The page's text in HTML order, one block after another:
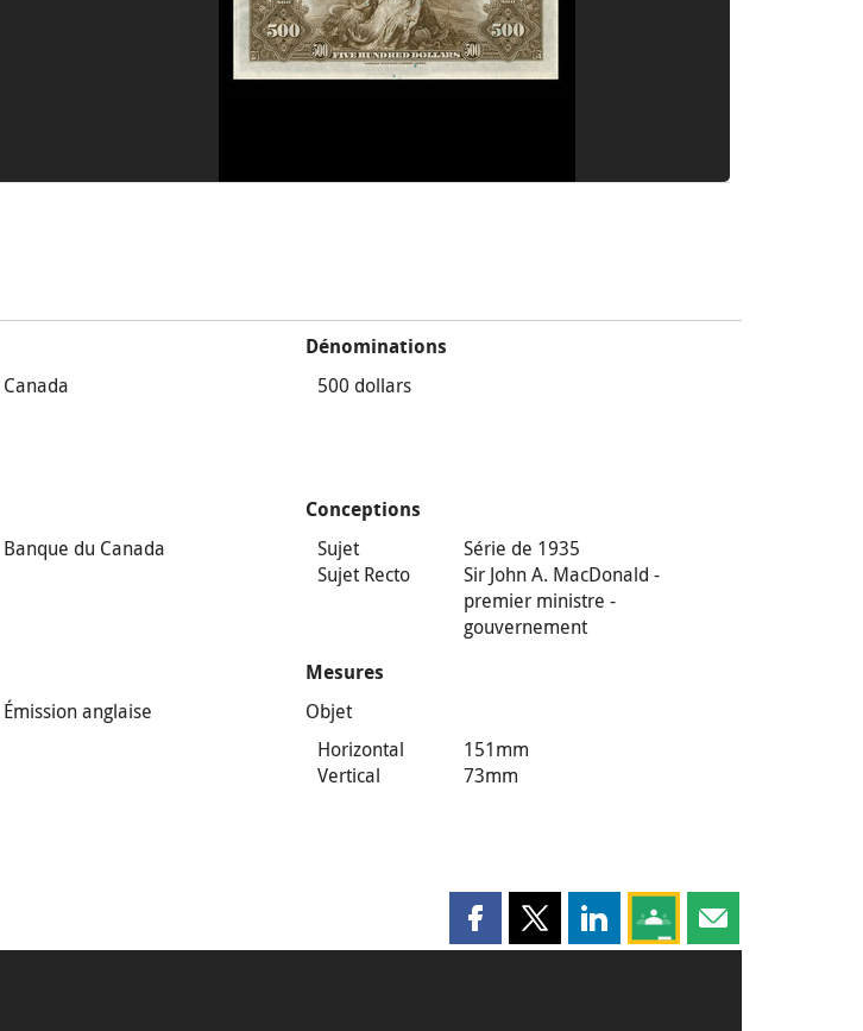
Canada
Dénominations
500 dollars
Banque du Canada
Conceptions
Sujet
Série de 1935
Sujet Recto
Sir John A. MacDonald -
premier ministre -
gouvernement
Émission anglaise
Mesures
Objet
Horizontal
151mm
Vertical
73mm
Partager cette page sur Facebook
Partager cette page sur X
Partager cette page sur
Partagez cette page sur
Partager cette